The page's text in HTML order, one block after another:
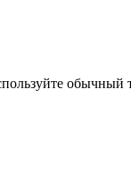
обычный